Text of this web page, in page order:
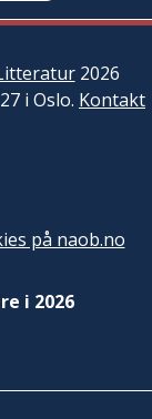
2026
i Oslo. Kontakt
på naob.no
i 2026